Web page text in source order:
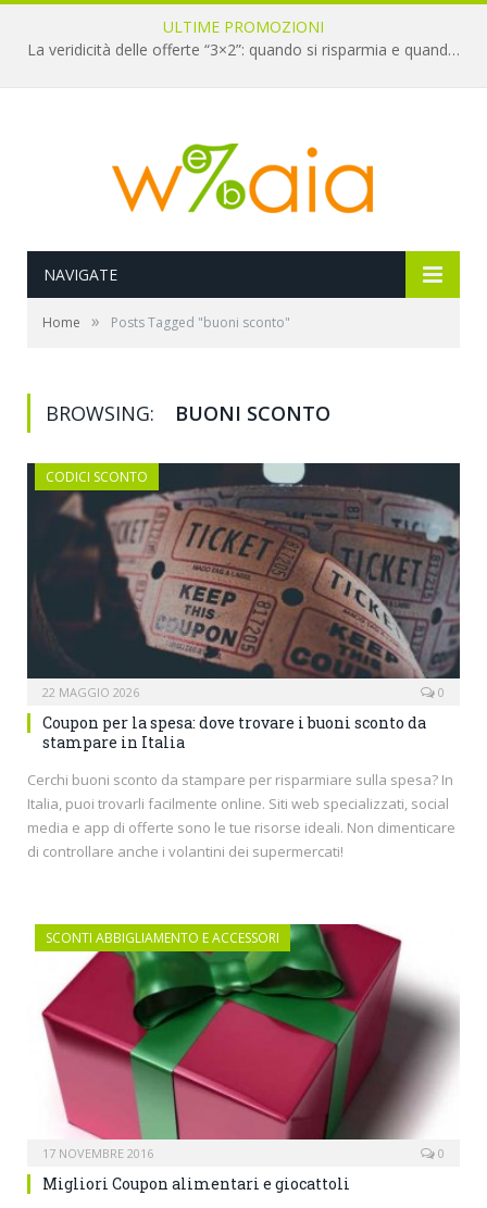
ULTIME PROMOZIONI
La veridicità delle offerte “3×2”: quando si risparmia e quando è un’illusione
NAVIGATE
Home » Posts Tagged "buoni sconto"
BROWSING: BUONI SCONTO
CODICI SCONTO
22 MAGGIO 2026 0
Coupon per la spesa: dove trovare i buoni sconto da
stampare in Italia
Cerchi buoni sconto da stampare per risparmiare sulla spesa? In
Italia, puoi trovarli facilmente online. Siti web specializzati, social
media e app di offerte sono le tue risorse ideali. Non dimenticare
di controllare anche i volantini dei supermercati!
SCONTI ABBIGLIAMENTO E ACCESSORI
17 NOVEMBRE 2016 0
Migliori Coupon alimentari e giocattoli